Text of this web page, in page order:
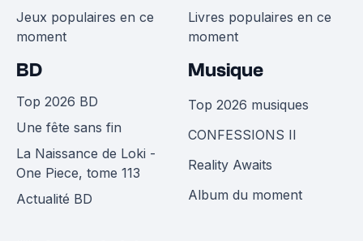
Jeux populaires en ce
moment
Livres populaires en ce
moment
BD
Top 2026 BD
Une fête sans fin
La Naissance de Loki -
One Piece, tome 113
Actualité BD
Musique
Top 2026 musiques
CONFESSIONS II
Reality Awaits
Album du moment